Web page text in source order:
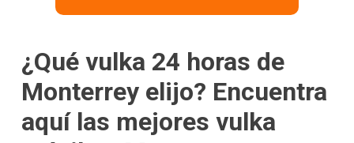
¿Qué vulka 24 horas de
Monterrey elijo? Encuentra
aquí las mejores vulka